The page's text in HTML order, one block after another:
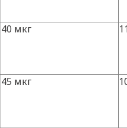
40 мкг
45 мкг